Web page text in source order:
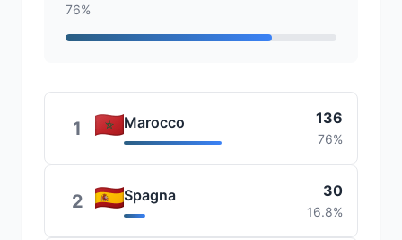
76%
1 Marocco 136
76%
2 Spagna 30
16.8%